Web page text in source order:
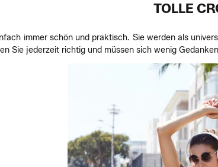
TOLLE
immer schön und praktisch. Sie werden als
Sie jederzeit richtig und müssen sich wenig